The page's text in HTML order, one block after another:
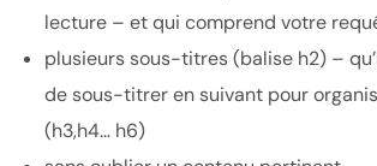
lecture – et qui comprend votre
plusieurs sous-titres (balise h2) –
de sous-titrer en suivant pour
(h3,h4… h6)